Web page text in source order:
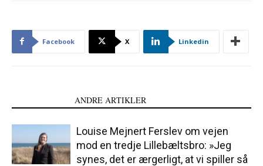
Facebook X Linkedin
ANDRE ARTIKLER
Louise Mejnert Ferslev om vejen
mod en tredje Lillebæltsbro: »Jeg
synes, det er ærgerligt, at vi spiller så